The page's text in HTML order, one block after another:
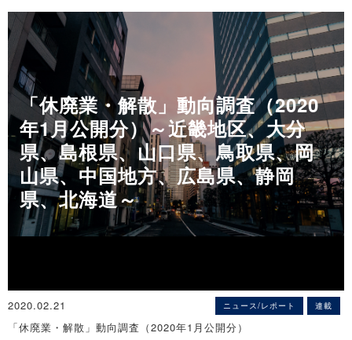
◇長野県「新型コロナウイルス感染症に対する企業の意識調査」
（2020年3月）
県内企業の8割以上が業績に「マイナスの影響」
～前月から15ポイント増加、「中小企業」の増加が目立つ～
※詳細は
◇近畿地方「新型コロナウイルス感染症に対する企業の意識調査」
（2020年3月）
新型コロナウイルス、企業の82.9％で「業績にマイナス」
～ 幅広い業種で脅威となるも、一部業種では業績にプラスの影響も
～
※詳細はこちら
◇茨城県「新型コロナウイルス感染症に対する企業の意識調査」
～「マイナスの影響」は『サービス』が最も高く94.7％～
※詳細はこちら
※詳細はこちら
◇富山県「休廃業・解散」動向調査（2019年）
｢休廃業・解散｣の発生倍率は全国5位の高水準
～ 「倒産」と「休廃業・解散」ともに前年比増加 ～
※詳細はこちら
◇新潟県「休廃業・解散」動向調査（2019年）
「休廃業」 「解散」ともに前年比減少
～「休廃業・解散」の合計は632件、3年連続の減少～
※詳細はこちら
◇兵庫県「休廃業・解散」動向調査（2019年）
2019年の休廃業・解散は880件
～ 「休廃業・解散」は「法的整理」の5.7倍に ～
※詳細は
◇秋田県「休廃業・解散」動向調査（2019年）
2019年の休廃業・解散は181件
～ 「休廃業・解散」の件数は「倒産」件数の4.4倍 ～
※詳細は こちら
◇山形県「休廃業・解散」動向調査（2019年）
「休廃業・解散」 前年をピークとして減少に転じる、前年比6.9％
減の284件
～ 一方、 「解散」の合計は120件と増加へ ～
※詳細は こちら
～ 「倒産」と「休廃業・解散」ともに2018年に続き2年連続で増加
～
※詳細はこちら
「休廃業・解散」動向調査（2020
年1月公開分）～近畿地区、大分
県、島根県、山口県、鳥取県、岡
山県、中国地方、広島県、静岡
県、北海道～
2020.02.21 ニュース/レポート 連載
「休廃業・解散」動向調査（2020年1月公開分）